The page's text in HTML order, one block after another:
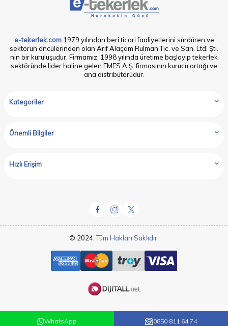
WhatsApp 0850 811 64 74
e-tekerlek.com1979 yılından beri ticari faaliyetlerini sürdüren ve
sektörün öncülerinden olan Arif Alaçam Rulman Tic. ve San. Ltd. Şti.
nin bir kuruluşudur. Firmamız, 1998 yılında üretime başlayıp tekerlek
sektöründe lider haline gelen EMES A.Ş. firmasının kurucu ortağı ve
ana distribütörüdür.
Kategoriler
Önemli Bilgiler
Hızlı Erişim
© 2024, Tüm Hakları Saklıdır.
T-SoftE-Ticaret Sistemleriyle Hazırlanmıştır.